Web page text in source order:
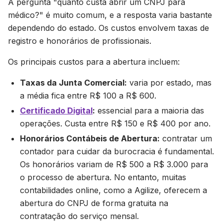
A pergunta "quanto custa abrir um CNPJ para
médico?" é muito comum, e a resposta varia bastante
dependendo do estado. Os custos envolvem taxas de
registro e honorários de profissionais.
Os principais custos para a abertura incluem:
Taxas da Junta Comercial: varia por estado, mas
a média fica entre R$ 100 a R$ 600.
Certificado Digital: essencial para a maioria das
operações. Custa entre R$ 150 e R$ 400 por ano.
Honorários Contábeis de Abertura: contratar um
contador para cuidar da burocracia é fundamental.
Os honorários variam de R$ 500 a R$ 3.000 para
o processo de abertura. No entanto, muitas
contabilidades online, como a Agilize, oferecem a
abertura do CNPJ de forma gratuita na
contratação do serviço mensal.